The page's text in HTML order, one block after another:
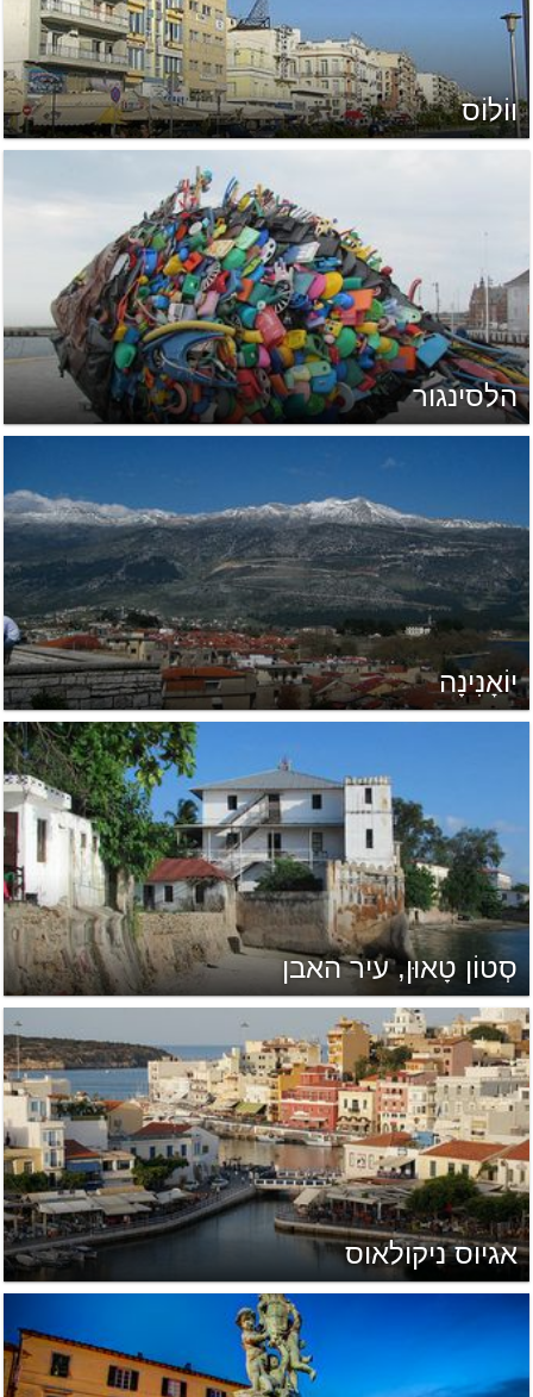
ווֹלוֹס
הלסינגור
יוֹאָנִינָה
סְטוֹן טָאוּן, עיר האבן
אגיוס ניקולאוס